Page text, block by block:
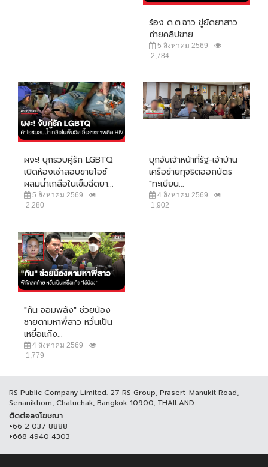
ร้อง ด.ต.ฉาว ขู่ยัดยาสาว
ถ่ายคลิปขาย
5 สิงหาคม 2569
2,784
ผงะ! บุกรวบคู่รัก LGBTQ
เปิดห้องเช่าลอบขายไอซ์
ผสมน้ำเกลือในเข็มฉีดยา...
5 สิงหาคม 2569
2,280
บุกจับเจ้าหน้าที่รัฐ-เจ้าบ้าน
เครือข่ายทุจริตออกบัตร
"ทะเบียน...
4 สิงหาคม 2569
1,902
"กัน จอมพลัง" ช่วยน้อง
ชายตามหาพี่สาว หวั่นเป็น
เหยื่อแก๊ง...
4 สิงหาคม 2569
1,779
RS Public Company Limited. 27 RS Group, Prasert-Manukit Road,
Senanikhom, Chatuchak, Bangkok 10900, THAILAND
ติดต่อลงโฆษณา
+66 2 037 8888
+668 4940 4303